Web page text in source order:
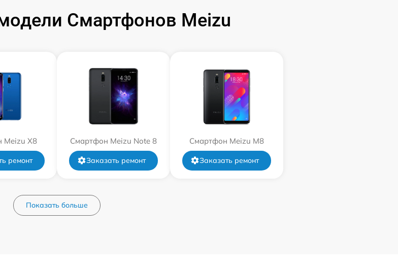
Смартфонов Meizu
Meizu X8
ремонт
Смартфон Meizu Note 8
Заказать ремонт
Смартфон Meizu M8
Заказать ремонт
Показать больше